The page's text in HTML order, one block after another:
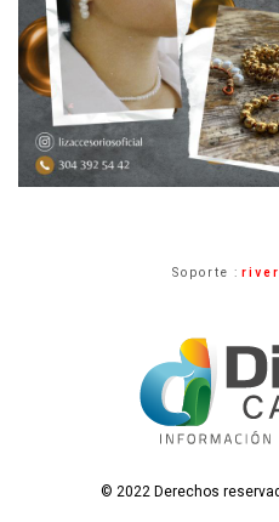
Soporte :
© 2022 Derechos